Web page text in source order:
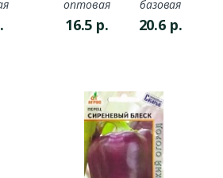
оптовая
16.5 р.
базовая
20.6 р.